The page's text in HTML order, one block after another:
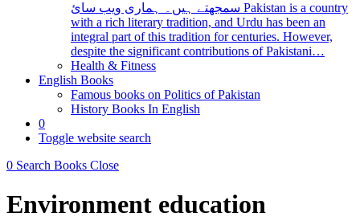
سمجھتے ہیں۔ ہماری ویب سائ Pakistan is a country
with a rich literary tradition, and Urdu has been an
integral part of this tradition for centuries. However,
despite the significant contributions of Pakistani…
Health & Fitness
English Books
Famous books on Politics of Pakistan
History Books In English
0
Toggle website search
0 Search Books Close
Environment education